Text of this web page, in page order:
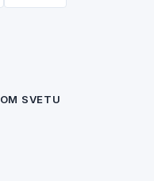
SVETU